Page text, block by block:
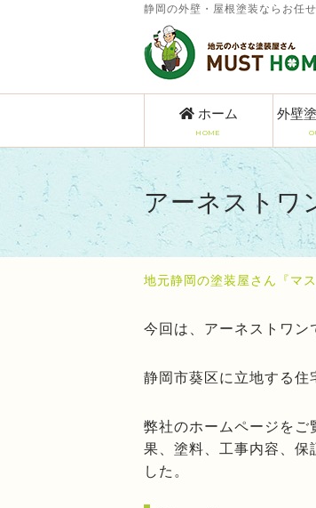
静岡の外壁・屋根塗装ならお任
ホーム
HOME
外壁
アーネストワ
地元静岡の塗装屋さん『マ
今回は、アーネストワン
静岡市葵区に立地する住
弊社のホームページを
果、塗料、工事内容、保
した。